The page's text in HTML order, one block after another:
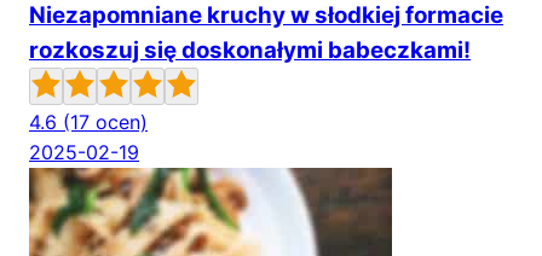
Niezapomniane kruchy w słodkiej formacie
rozkoszuj się doskonałymi babeczkami!
4.6 (17 ocen)
2025-02-19